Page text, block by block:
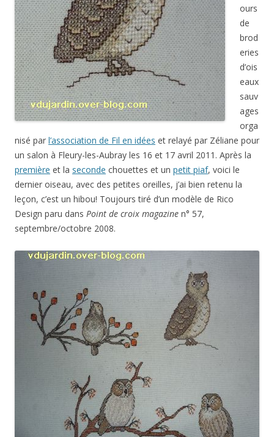
ours
de
brod
eries
d’ois
eaux
sauv
ages
orga
nisé par l’association de Fil en idées et relayé par Zéliane pour
un salon à Fleury-les-Aubray les 16 et 17 avril 2011. Après la
première et la seconde chouettes et un petit piaf, voici le
dernier oiseau, avec des petites oreilles, j’ai bien retenu la
leçon, c’est un hibou! Toujours tiré d’un modèle de Rico
Design paru dans Point de croix magazine n° 57,
septembre/octobre 2008.